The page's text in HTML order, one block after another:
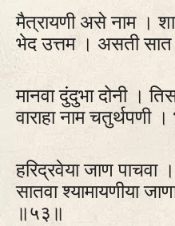
मैत्रायणी असे नाम ।
भेद उत्तम । असती
मानवा दुंदुभा दोनी ।
वाराहा नाम
हरिद्रवेया जाण पाचवा
सातवा श्यामायणीया
॥५३॥